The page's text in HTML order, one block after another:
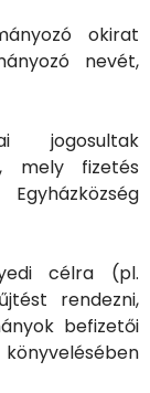
okirat
nevét,
jogosultak
mely fizetés
célra (pl.
rendezni,
befizetői